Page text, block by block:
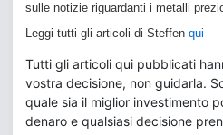
sulle notizie riguardanti i metalli
Leggi tutti gli articoli di Steffen qui
Tutti gli articoli qui pubblicati
vostra decisione, non guidarla.
quale sia il miglior investimento
denaro e qualsiasi decisione